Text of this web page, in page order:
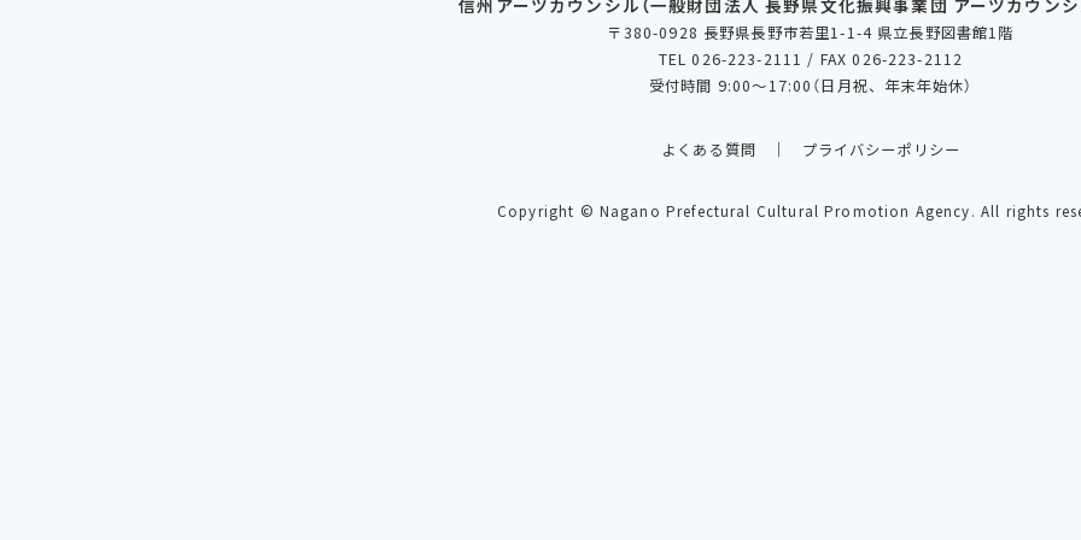
信州アーツカウンシル （一般財団法人 長野県文化振興事業団 アーツカウンシ
〒380-0928 長野県長野市若里1-1-4 県立長野図書館1階
TEL 026-223-2111 / FAX 026-223-2112
受付時間 9:00～17:00（日月祝、年末年始休）
よくある質問 プライバシーポリシー
Copyright © Nagano Prefectural Cultural Promotion Agency. All rights